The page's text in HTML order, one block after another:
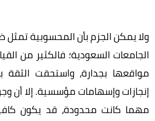
ولا يمكن الجزم بأن المحسوبية
الجامعات السعودية؛ فالكثير من
مواقعها بجدارة، واستحقت
إنجازات وإسهامات مؤسسية. إلا أن
مهما كانت محدودة، قد يكون